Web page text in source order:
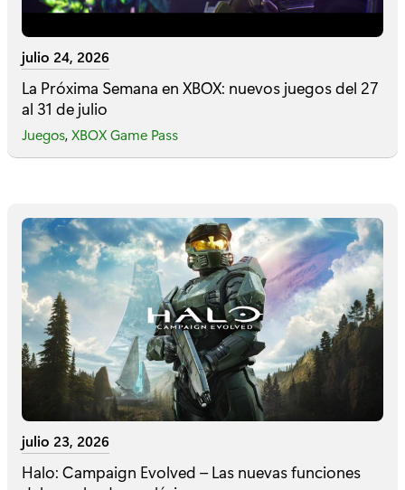
julio 24, 2026
La Próxima Semana en XBOX: nuevos juegos del 27
al 31 de julio
Juegos,XBOX Game Pass
julio 23, 2026
Halo: Campaign Evolved – Las nuevas funciones